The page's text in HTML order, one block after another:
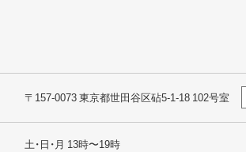
〒157-0073 東京都世田谷区砧5-1-18 102号室
土・日・月 13時〜19時